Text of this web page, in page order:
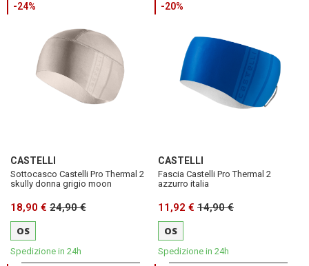
-24%
CASTELLI
Sottocasco Castelli Pro Thermal 2
skully donna grigio moon
18,90 € 24,90 €
OS
Spedizione in 24h
-20%
CASTELLI
Fascia Castelli Pro Thermal 2
azzurro italia
11,92 € 14,90 €
OS
Spedizione in 24h